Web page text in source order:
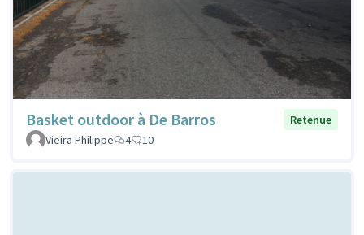
Basket outdoor à De Barros
Retenue
Vieira Philippe
4 10